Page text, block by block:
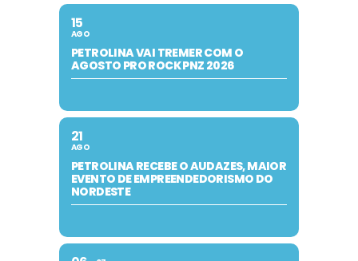
15
AGO
PETROLINA VAI TREMER COM O
AGOSTO PRO ROCK PNZ 2026
21
AGO
PETROLINA RECEBE O AUDAZES, MAIOR
EVENTO DE EMPREENDEDORISMO DO
NORDESTE